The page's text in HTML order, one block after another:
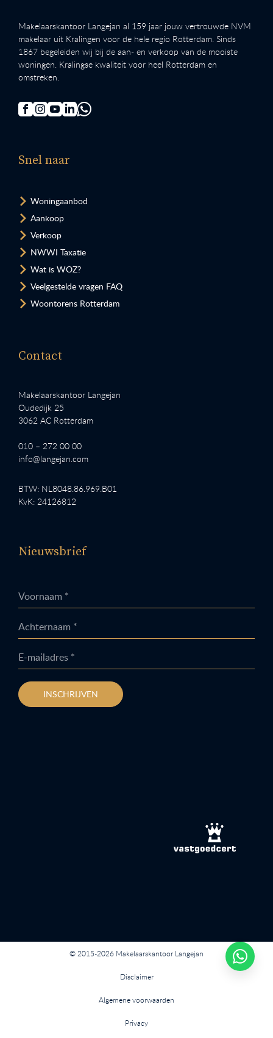
Makelaarskantoor Langejan al 159 jaar jouw vertrouwde NVM
makelaar uit Kralingen voor de hele regio Rotterdam. Sinds
1867 begeleiden wij bij de aan- en verkoop van de mooiste
woningen. Kralingse kwaliteit voor heel Rotterdam en
omstreken.
Snel naar
Woningaanbod
Aankoop
Verkoop
NWWI Taxatie
Wat is WOZ?
Veelgestelde vragen FAQ
Woontorens Rotterdam
Contact
Makelaarskantoor Langejan
Oudedijk 25
3062 AC Rotterdam
010 – 272 00 00
info@langejan.com
BTW: NL8048.86.969.B01
KvK: 24126812
Nieuwsbrief
Voornaam *
Achternaam *
E-mailadres *
INSCHRIJVEN
© 2015-2026 Makelaarskantoor Langejan
Disclaimer
Algemene voorwaarden
Privacy